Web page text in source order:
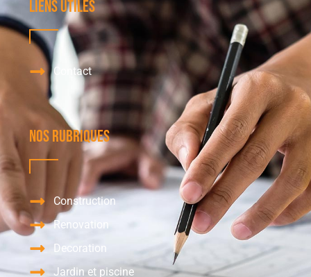
Liens utiles
Contact
Nos Rubriques
Construction
Renovation
Decoration
Jardin et piscine